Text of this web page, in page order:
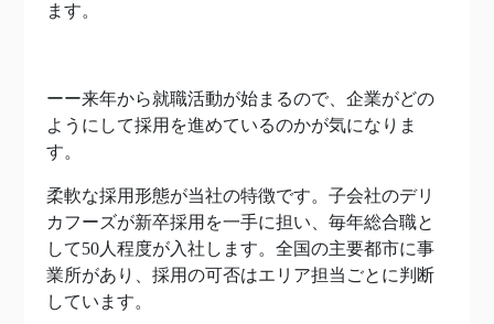
ます。
ーー来年から就職活動が始まるので、企業がどの
ようにして採用を進めているのかが気になりま
す。
柔軟な採用形態が当社の特徴です。子会社のデリ
カフーズが新卒採用を一手に担い、毎年総合職と
して50人程度が入社します。全国の主要都市に事
業所があり、採用の可否はエリア担当ごとに判断
しています。